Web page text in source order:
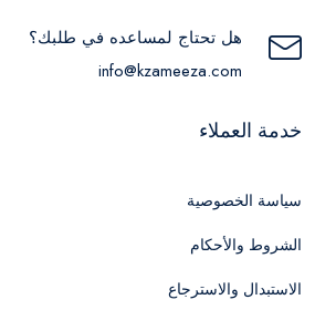
هل تحتاج لمساعده في طلبك؟
info@kzameeza.com
خدمة العملاء
سياسة الخصوصية
الشروط والأحكام
الاستبدال والاسترجاع